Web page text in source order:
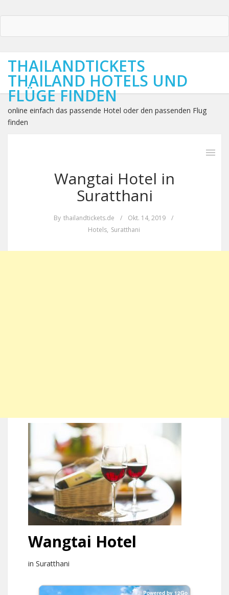
THAILANDTICKETS
THAILAND HOTELS UND
FLÜGE FINDEN
online einfach das passende Hotel oder den passenden Flug
finden
Wangtai Hotel in
Suratthani
By thailandtickets.de / Okt. 14, 2019
/
Hotels, Suratthani
Wangtai Hotel
in Suratthani